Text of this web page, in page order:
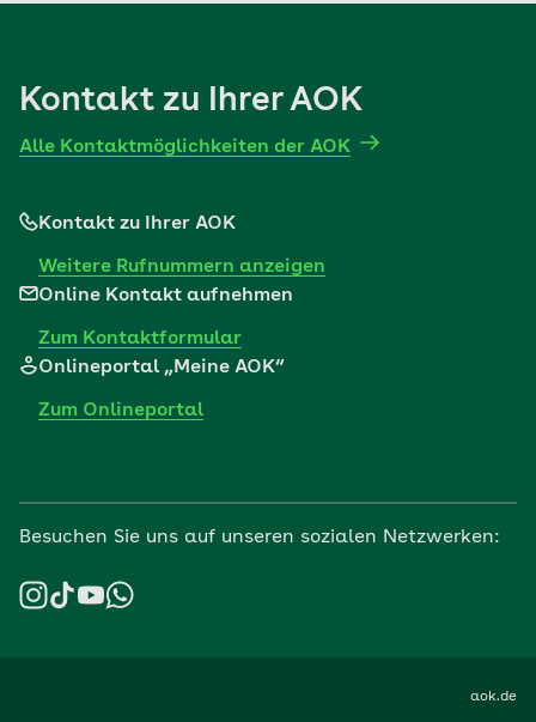
Kontakt zu Ihrer AOK
Alle Kontaktmöglichkeiten der AOK
Kontakt zu Ihrer AOK
Weitere Rufnummern anzeigen
Online Kontakt aufnehmen
Zum Kontaktformular
Onlineportal „Meine AOK“
Zum Onlineportal
Besuchen Sie uns auf unseren sozialen Netzwerken:
aok.de